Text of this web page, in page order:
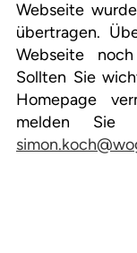
Webseite
übertragen.
Webseite
Sollten Sie
Homepage
melden